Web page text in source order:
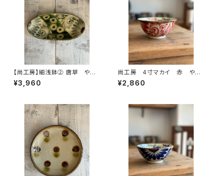
【尚工房】細浅鉢② 唐草 やち
むん
¥3,960
尚工房 4寸マカイ 赤 やち
むん
¥2,860